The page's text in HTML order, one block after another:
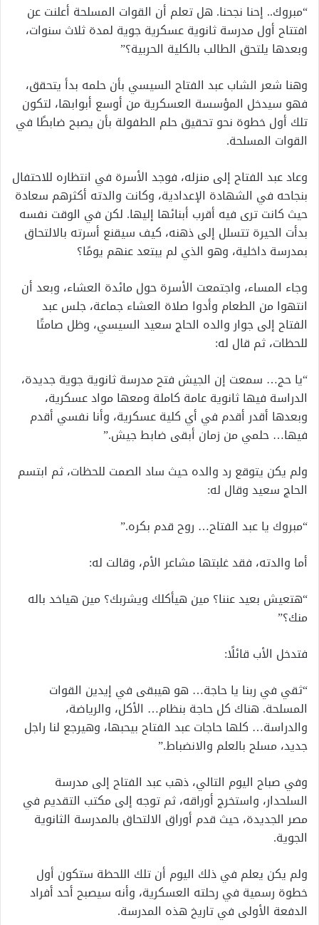
“مبروك.. إحنا نجحنا. هل تعلم أن القوات المسلحة أعلنت عن
افتتاح أول مدرسة ثانوية عسكرية جوية لمدة ثلاث سنوات،
وبعدها يلتحق الطالب بالكلية الحربية؟”
وهنا شعر الشاب عبد الفتاح السيسي بأن حلمه بدأ يتحقق،
فهو سيدخل المؤسسة العسكرية من أوسع أبوابها، لتكون
تلك أول خطوة نحو تحقيق حلم الطفولة بأن يصبح ضابطًا في
القوات المسلحة.
وعاد عبد الفتاح إلى منزله، فوجد الأسرة في انتظاره للاحتفال
بنجاحه في الشهادة الإعدادية، وكانت والدته أكثرهم سعادة
حيث كانت ترى فيه أقرب أبنائها إليها. لكن في الوقت نفسه
بدأت الحيرة تتسلل إلى ذهنه، كيف سيقنع أسرته بالالتحاق
بمدرسة داخلية، وهو الذي لم يبتعد عنهم يومًا؟
وجاء المساء، واجتمعت الأسرة حول مائدة العشاء، وبعد أن
انتهوا من الطعام وأدوا صلاة العشاء جماعة، جلس عبد
الفتاح إلى جوار والده الحاج سعيد السيسي، وظل صامتًا
للحظات، ثم قال له:
“يا حج… سمعت إن الجيش فتح مدرسة ثانوية جوية جديدة،
الدراسة فيها ثانوية عامة كاملة ومعها مواد عسكرية،
وبعدها أقدر أقدم في أي كلية عسكرية، وأنا نفسي أقدم
فيها… حلمي من زمان أبقى ضابط جيش.”
ولم يكن يتوقع رد والده حيث ساد الصمت للحظات، ثم ابتسم
الحاج سعيد وقال له:
“مبروك يا عبد الفتاح… روح قدم بكره.”
أما والدته، فقد غلبتها مشاعر الأم، وقالت له:
“هتعيش بعيد عننا؟ مين هيأكلك ويشربك؟ مين هياخد باله
منك؟”
فتدخل الأب قائلًا:
“ثقي في ربنا يا حاجة… هو هيبقى في إيدين القوات
المسلحة. هناك كل حاجة بنظام… الأكل، والرياضة،
والدراسة… كلها حاجات عبد الفتاح بيحبها، وهيرجع لنا راجل
جديد، مسلح بالعلم والانضباط.”
وفي صباح اليوم التالي، ذهب عبد الفتاح إلى مدرسة
السلحدار، واستخرج أوراقه، ثم توجه إلى مكتب التقديم في
مصر الجديدة، حيث قدم أوراق الالتحاق بالمدرسة الثانوية
الجوية.
ولم يكن يعلم في ذلك اليوم أن تلك اللحظة ستكون أول
خطوة رسمية في رحلته العسكرية، وأنه سيصبح أحد أفراد
الدفعة الأولى في تاريخ هذه المدرسة.